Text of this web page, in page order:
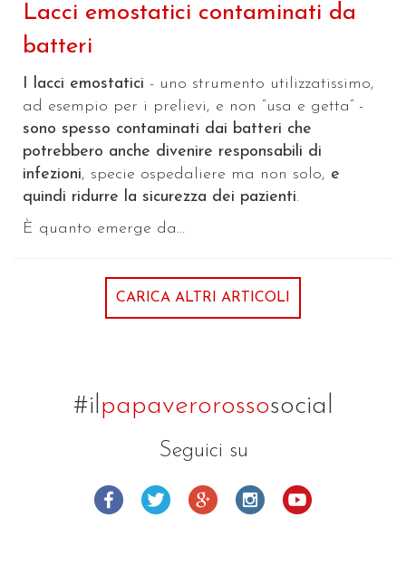
Lacci emostatici contaminati da
batteri
I lacci emostatici - uno strumento utilizzatissimo,
ad esempio per i prelievi, e non “usa e getta” -
sono spesso contaminati dai batteri che
potrebbero anche divenire responsabili di
infezioni, specie ospedaliere ma non solo, e
quindi ridurre la sicurezza dei pazienti.
È quanto emerge da...
CARICA ALTRI ARTICOLI
#ilpapaverorossosocial
Seguici su